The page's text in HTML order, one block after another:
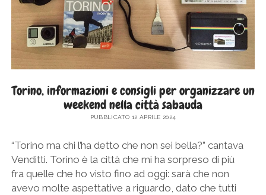
Torino, informazioni e consigli per organizzare un
weekend nella città sabauda
PUBBLICATO 12 APRILE 2024
“Torino ma chi l’ha detto che non sei bella?” cantava
Venditti. Torino è la città che mi ha sorpreso di più
fra quelle che ho visto fino ad oggi: sarà che non
avevo molte aspettative a riguardo, dato che tutti